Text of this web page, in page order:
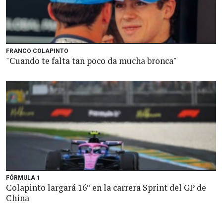
FRANCO COLAPINTO
"Cuando te falta tan poco da mucha bronca"
FÓRMULA 1
Colapinto largará 16° en la carrera Sprint del GP de
China